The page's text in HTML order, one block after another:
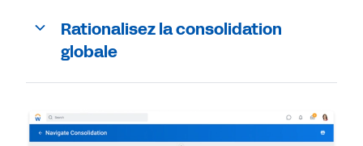
Rationalisez la consolidation
globale